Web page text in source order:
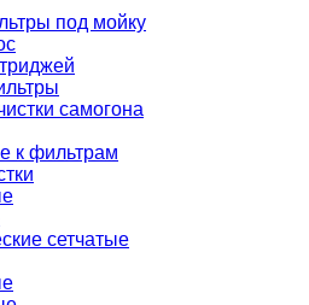
под мойку
самогона
к фильтрам
сетчатые